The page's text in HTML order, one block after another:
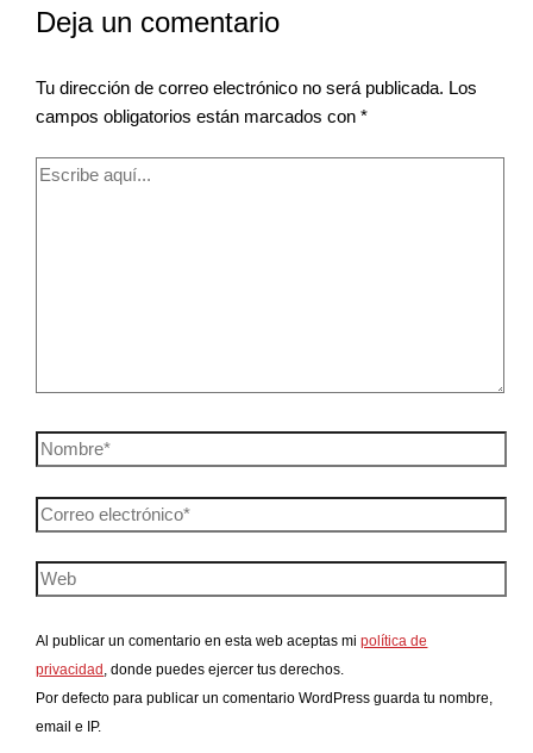
Deja un comentario
Tu dirección de correo electrónico no será publicada. Los
campos obligatorios están marcados con*
Al publicar un comentario en esta web aceptas mipolítica de
privacidad , donde puedes ejercer tus derechos.
Por defecto para publicar un comentario WordPress guarda tu nombre,
email e IP.